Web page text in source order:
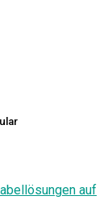
auf